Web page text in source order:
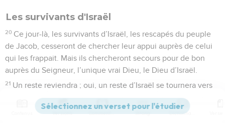
Les survivants d'Israël
20 Ce jour-là, les survivants d’Israël, les rescapés du peuple
de Jacob, cesseront de chercher leur appui auprès de celui
qui les frappait. Mais ils chercheront secours pour de bon
auprès du Seigneur, l’unique vrai Dieu, le Dieu d’Israël.
21 Un reste reviendra ; oui, un reste d’Israël se tournera vers
le Dieu fort.
Cependant, Israël, même si ta population était aussi
Versions Commentaires Strong